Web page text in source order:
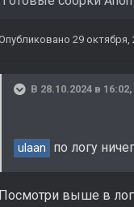
29 октября,
В 28.10.2024 в 16:02,
ulaan по логу
выше в